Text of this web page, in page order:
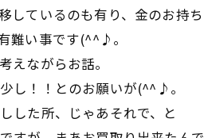
しているのも有り、金のお持ち
難い事です(^^♪。
えながらお話。
し！！とのお願いが(^^♪。
した所、じゃあそれで、と